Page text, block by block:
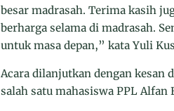
besar madrasah. Terima kasih
berharga selama di madrasah.
untuk masa depan,” kata Yuli
Acara dilanjutkan dengan kesan
salah satu mahasiswa PPL Alfan